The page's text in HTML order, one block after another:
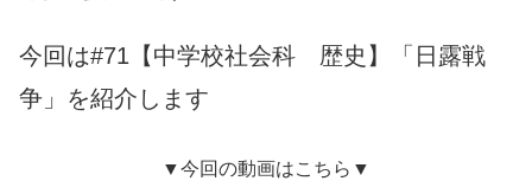
今回は#71【中学校社会科 歴史】「日露戦
争」を紹介します
▼今回の動画はこちら▼